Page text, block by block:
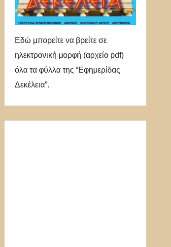
Εδώ μπορείτε να βρείτε σε
ηλεκτρονική μορφή (αρχείο pdf)
όλα τα φύλλα της “Εφημερίδας
Δεκέλεια”.